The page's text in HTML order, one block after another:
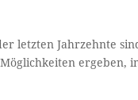
letzten Jahrzehnte
ergeben,